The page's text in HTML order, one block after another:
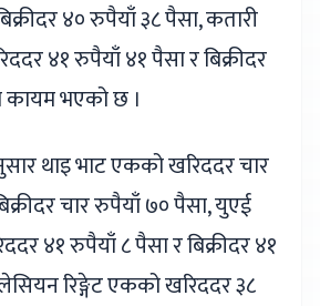
४० रुपैयाँ ३८ पैसा, कतारी
४१ रुपैयाँ ४१ पैसा र बिक्रीदर
कायम भएको छ ।
थाइ भाट एकको खरिददर चार
चार रुपैयाँ ७० पैसा, युएई
४१ रुपैयाँ ८ पैसा र बिक्रीदर ४१
रिङ्गेट एकको खरिददर ३८